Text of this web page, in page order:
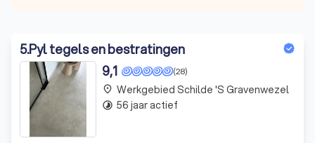
5.Pyl tegels en bestratingen
(28)
9,1
place Werkgebied Schilde 's Gravenwezel
timelapse 56 jaar actief